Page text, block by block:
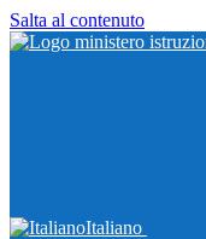
Salta al contenuto
Italiano